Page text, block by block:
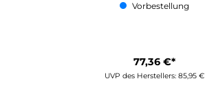
Vorbestellung
77,36 €*
UVP des Herstellers: 85,95 €